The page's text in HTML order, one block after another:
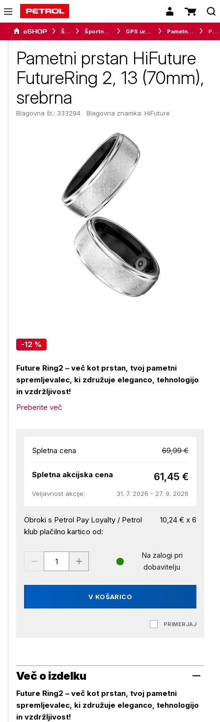
Šport Športna oprema GPS ure in merilci Pametne ure in zapestnice
Pametni prstan HiFuture
FutureRing 2, 13 (70mm),
srebrna
Blagovna št.: 333294 Blagovna znamka: HiFuture
-12 %
Future Ring2 – več kot prstan, tvoj pametni
spremljevalec, ki združuje eleganco, tehnologijo
in vzdržljivost!
Preberite več
Spletna cena 69,99 €
Spletna akcijska cena 61,45 €
Veljavnost akcije: 31. 7. 2026 - 27. 9. 2026
Obroki s Petrol Pay Loyalty / Petrol
klub plačilno kartico od:
10,24 € x 6
V KOŠARICO
Na zalogi pri
dobavitelju
PRIMERJAJ
Več o izdelku
Future Ring2 – več kot prstan, tvoj pametni
spremljevalec, ki združuje eleganco, tehnologijo
in vzdržljivost!